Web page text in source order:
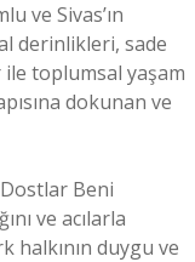
ve Sivas’ın
derinlikleri, sade
toplumsal yaşam
dokunan ve
Beni
ve acılarla
halkının duygu ve